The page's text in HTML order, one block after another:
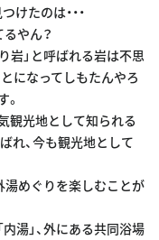
たのは・・・
やん？
岩」と呼ばれる岩は不思
になってしもたんやろ
観光地として知られる
れ、今も観光地として
湯めぐりを楽しむことが
湯」、外にある共同浴場